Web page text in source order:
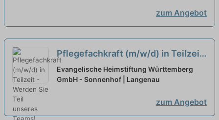
zum Angebot
Pflegefachkraft (m/w/d) in Teilzeit
- Werden Sie Teil unseres Teams!
neu
Evangelische Heimstiftung Württemberg
GmbH - Sonnenhof | Langenau
zum Angebot